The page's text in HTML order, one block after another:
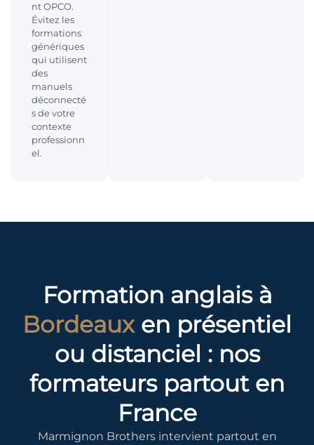
nt OPCO.
Évitez les
formations
génériques
qui utilisent
des
manuels
déconnecté
s de votre
contexte
professionn
el.
Formation anglais à
Bordeaux en présentiel
ou distanciel : nos
formateurs partout en
France
Marmignon Brothers intervient partout en